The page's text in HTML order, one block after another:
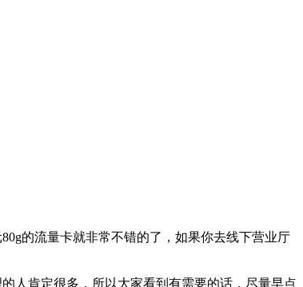
的流量卡就非常不错的了，如果你去线下营业厅
人肯定很多，所以大家看到有需要的话，尽量早点